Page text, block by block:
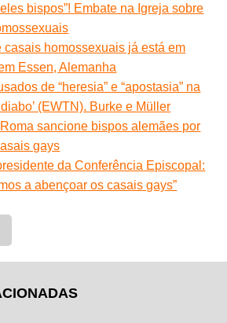
bispos”! Embate na Igreja sobre
casais homossexuais já está em
Essen, Alemanha
​​de “heresia” e “apostasia” na
(EWTN). Burke e Müller
sancione bispos alemães por
gays
da Conferência Episcopal:
a abençoar os casais gays”